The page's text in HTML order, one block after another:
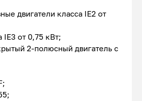
двигатели класса IE2 от
IE3 от 0,75 кВт;
2-полюсный двигатель с